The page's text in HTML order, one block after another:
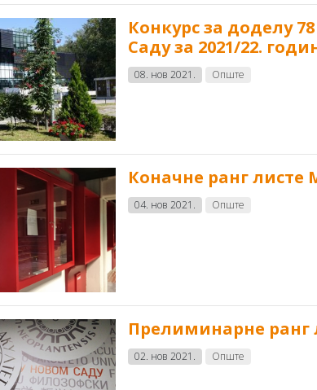
Конкурс за доделу
Саду за 2021/22.
08. нов 2021. Опште
Коначне ранг листе
04. нов 2021. Опште
Прелиминарне ранг
02. нов 2021. Опште